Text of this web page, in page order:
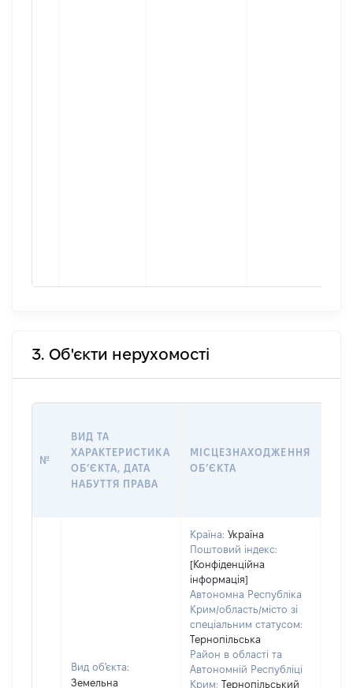
3. Об'єкти нерухомості
№
ВИД ТА
ХАРАКТЕРИСТИКА
ОБʼЄКТА, ДАТА
НАБУТТЯ ПРАВА
МІСЦЕЗНАХОДЖЕННЯ
ОБʼЄКТА
Вид об'єкта:
Земельна
Країна: Україна
Поштовий індекс:
[Конфіденційна
інформація]
Автономна Республіка
Крим/область/місто зі
спеціальним статусом:
Тернопільська
Район в області та
Автономній Республіці
Крим: Тернопільський